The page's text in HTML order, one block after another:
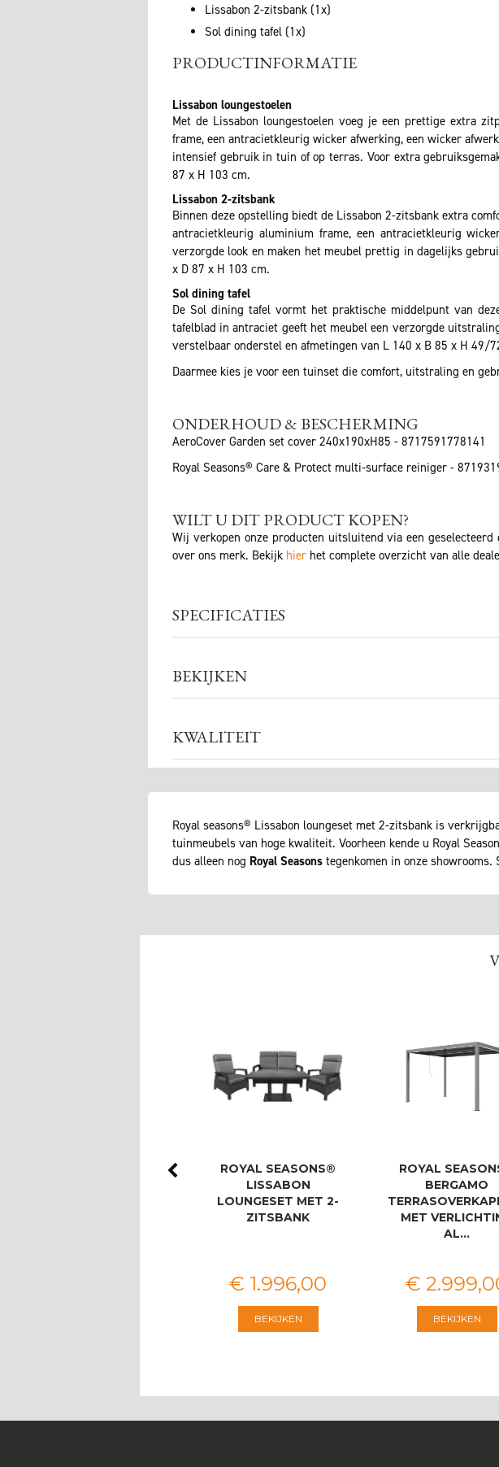
Lissabon 2-zitsbank (1x)
Sol dining tafel (1x)
PRODUCTINFORMATIE
Lissabon loungestoelen
Met de Lissabon loungestoelen voeg je een prettige extra
frame, een antracietkleurig wicker afwerking, een wicker
intensief gebruik in tuin of op terras. Voor extra
87 x H 103 cm.
Lissabon 2-zitsbank
Binnen deze opstelling biedt de Lissabon 2-zitsbank extra
antracietkleurig aluminium frame, een antracietkleurig
verzorgde look en maken het meubel prettig in dagelijks
x D 87 x H 103 cm.
Sol dining tafel
De Sol dining tafel vormt het praktische middelpunt van
tafelblad in antraciet geeft het meubel een verzorgde
verstelbaar onderstel en afmetingen van L 140 x B 85 x H 49/
Daarmee kies je voor een tuinset die comfort, uitstraling en
ONDERHOUD & BESCHERMING
AeroCover Garden set cover 240x190xH85 - 8717591778141
Royal Seasons® Care & Protect multi-surface reiniger -
WILT U DIT PRODUCT KOPEN?
Wij verkopen onze producten uitsluitend via een
over ons merk. Bekijk hier het complete overzicht van alle
SPECIFICATIES
BEKIJKEN
KWALITEIT
Royal seasons® Lissabon loungeset met 2-zitsbank is
tuinmeubels van hoge kwaliteit. Voorheen kende u Royal
dus alleen nog Royal Seasons tegenkomen in onze
ROYAL SEASONS®
LISSABON
LOUNGESET MET 2-
ZITSBANK
€ 1.996,00
BEKIJKEN
ROYAL
BERGAMO
MET
AL…
€ 2.999,
BEKIJKEN